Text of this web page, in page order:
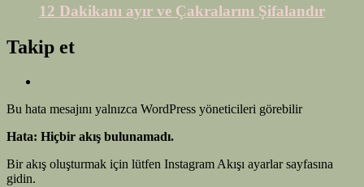
12 Dakikanı ayır ve Çakralarını Şifalandır
Takip et
Bu hata mesajını yalnızca WordPress yöneticileri görebilir
Hata: Hiçbir akış bulunamadı.
Bir akış oluşturmak için lütfen Instagram Akışı ayarlar sayfasına
gidin.